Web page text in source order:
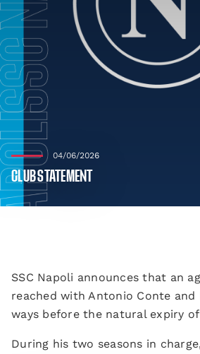
04/06/2026
CLUB STATEMENT
SSC Napoli announces that an
reached with Antonio Conte
ways before the natural expiry
During his two seasons in